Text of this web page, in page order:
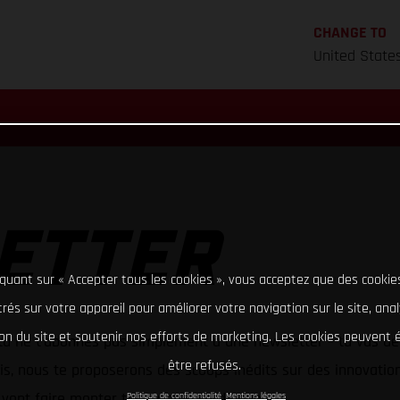
CHANGE TO
United
ne t’abonnes pas simplement à une newsletter – tu vas
nous te proposerons des scoops inédits sur des
sur « Accepter tous les cookies », vous acceptez que des
sur votre appareil pour améliorer votre navigation sur le site,
du site et soutenir nos efforts de marketing. Les cookies peuvent
être refusés.
Politique de confidentialité Mentions légales